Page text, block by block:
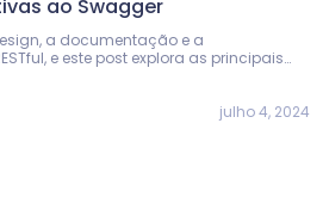
ao Swagger
a documentação e a
e este post explora as principais
julho 4, 2024